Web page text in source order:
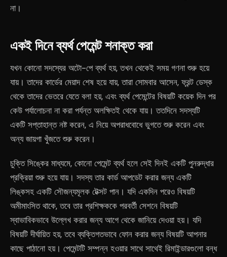
না।
একই দিনে ব্যর্থ পেমেন্ট শনাক্ত করা
যখন কোনো সদস্যের অটো-পে ব্যর্থ হয়, তখন থেকেই সময় গণনা শুরু হয়ে
যায়। তাদের কার্ডের মেয়াদ শেষ হয়ে যায়, তারা সোমবার আসেন, ফ্রন্ট ডেস্ক
থেকে তাদের ভেতরে যেতে বলা হয়, এবং ব্যর্থ পেমেন্টের বিষয়টি কয়েক দিন পর
কেউ পর্যালোচনা না করা পর্যন্ত অলক্ষিতই থেকে যায়। ততদিনে সদস্যটি
একটি সপ্তাহান্ত নষ্ট করেন, এ নিয়ে অপরাধবোধে ভুগতে শুরু করেন এবং
অন্য জায়গা খুঁজতে শুরু করেন।
চুক্তি সিঙ্কের মাধ্যমে, কোনো পেমেন্ট ব্যর্থ হলে সেই দিনই একটি পুনরুদ্ধার
প্রক্রিয়া শুরু হয়ে যায়। সদস্য তার কার্ড আপডেট করার জন্য একটি
লিঙ্কসহ একটি সৌজন্যমূলক টেক্সট পান। যদি একদিন পরেও বিষয়টি
অমীমাংসিত থাকে, তবে তার প্রশিক্ষককে পরবর্তী সেশনে বিষয়টি
স্বাভাবিকভাবে উল্লেখ করার জন্য আগে থেকে জানিয়ে দেওয়া হয়। যদি
বিষয়টি দীর্ঘায়িত হয়, তবে ব্যক্তিগতভাবে ফোন করার জন্য বিষয়টি আপনার
কাছে পাঠানো হয়। পেমেন্টটি সম্পন্ন হওয়ার সাথে সাথেই রিমাইন্ডারগুলো বন্ধ